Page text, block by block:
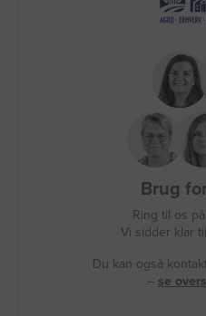
Brug
Ring til os på
Vi sidder klar
Du kan også
– se